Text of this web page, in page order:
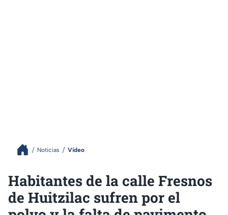
Noticias Video
Habitantes de la calle Fresnos
de Huitzilac sufren por el